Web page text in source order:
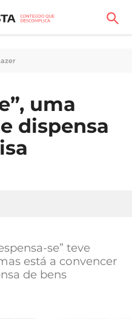
uma
dispensa
se” teve
está a convencer
de bens